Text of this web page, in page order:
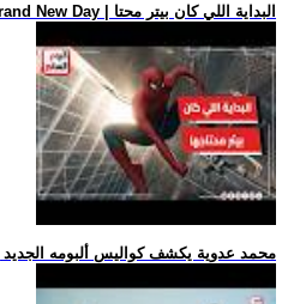
.. فيلم Spider-Man: Brand New Day | البداية اللي كان بيتر محتا
.. محمد عدوية يكشف كواليس ألبومه